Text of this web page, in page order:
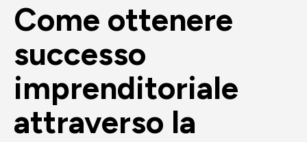
Come ottenere
successo
imprenditoriale
attraverso la